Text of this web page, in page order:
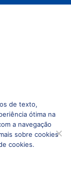
de texto,
ótima na
a navegação
sobre cookies
cookies.